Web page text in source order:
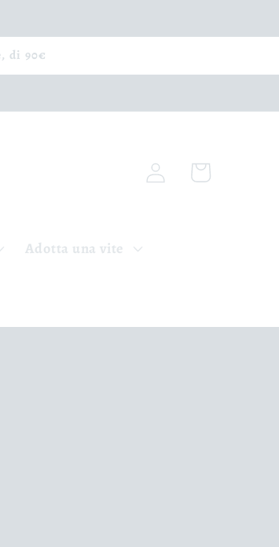
di 90€
Adotta una vite
Iniciar
sesión
Carrito